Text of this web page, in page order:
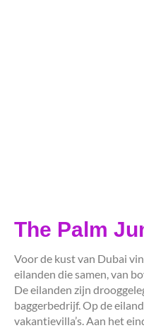
The Palm
Voor de kust van Dubai
eilanden die samen, van
De eilanden zijn
baggerbedrijf. Op de
vakantievilla’s. Aan het